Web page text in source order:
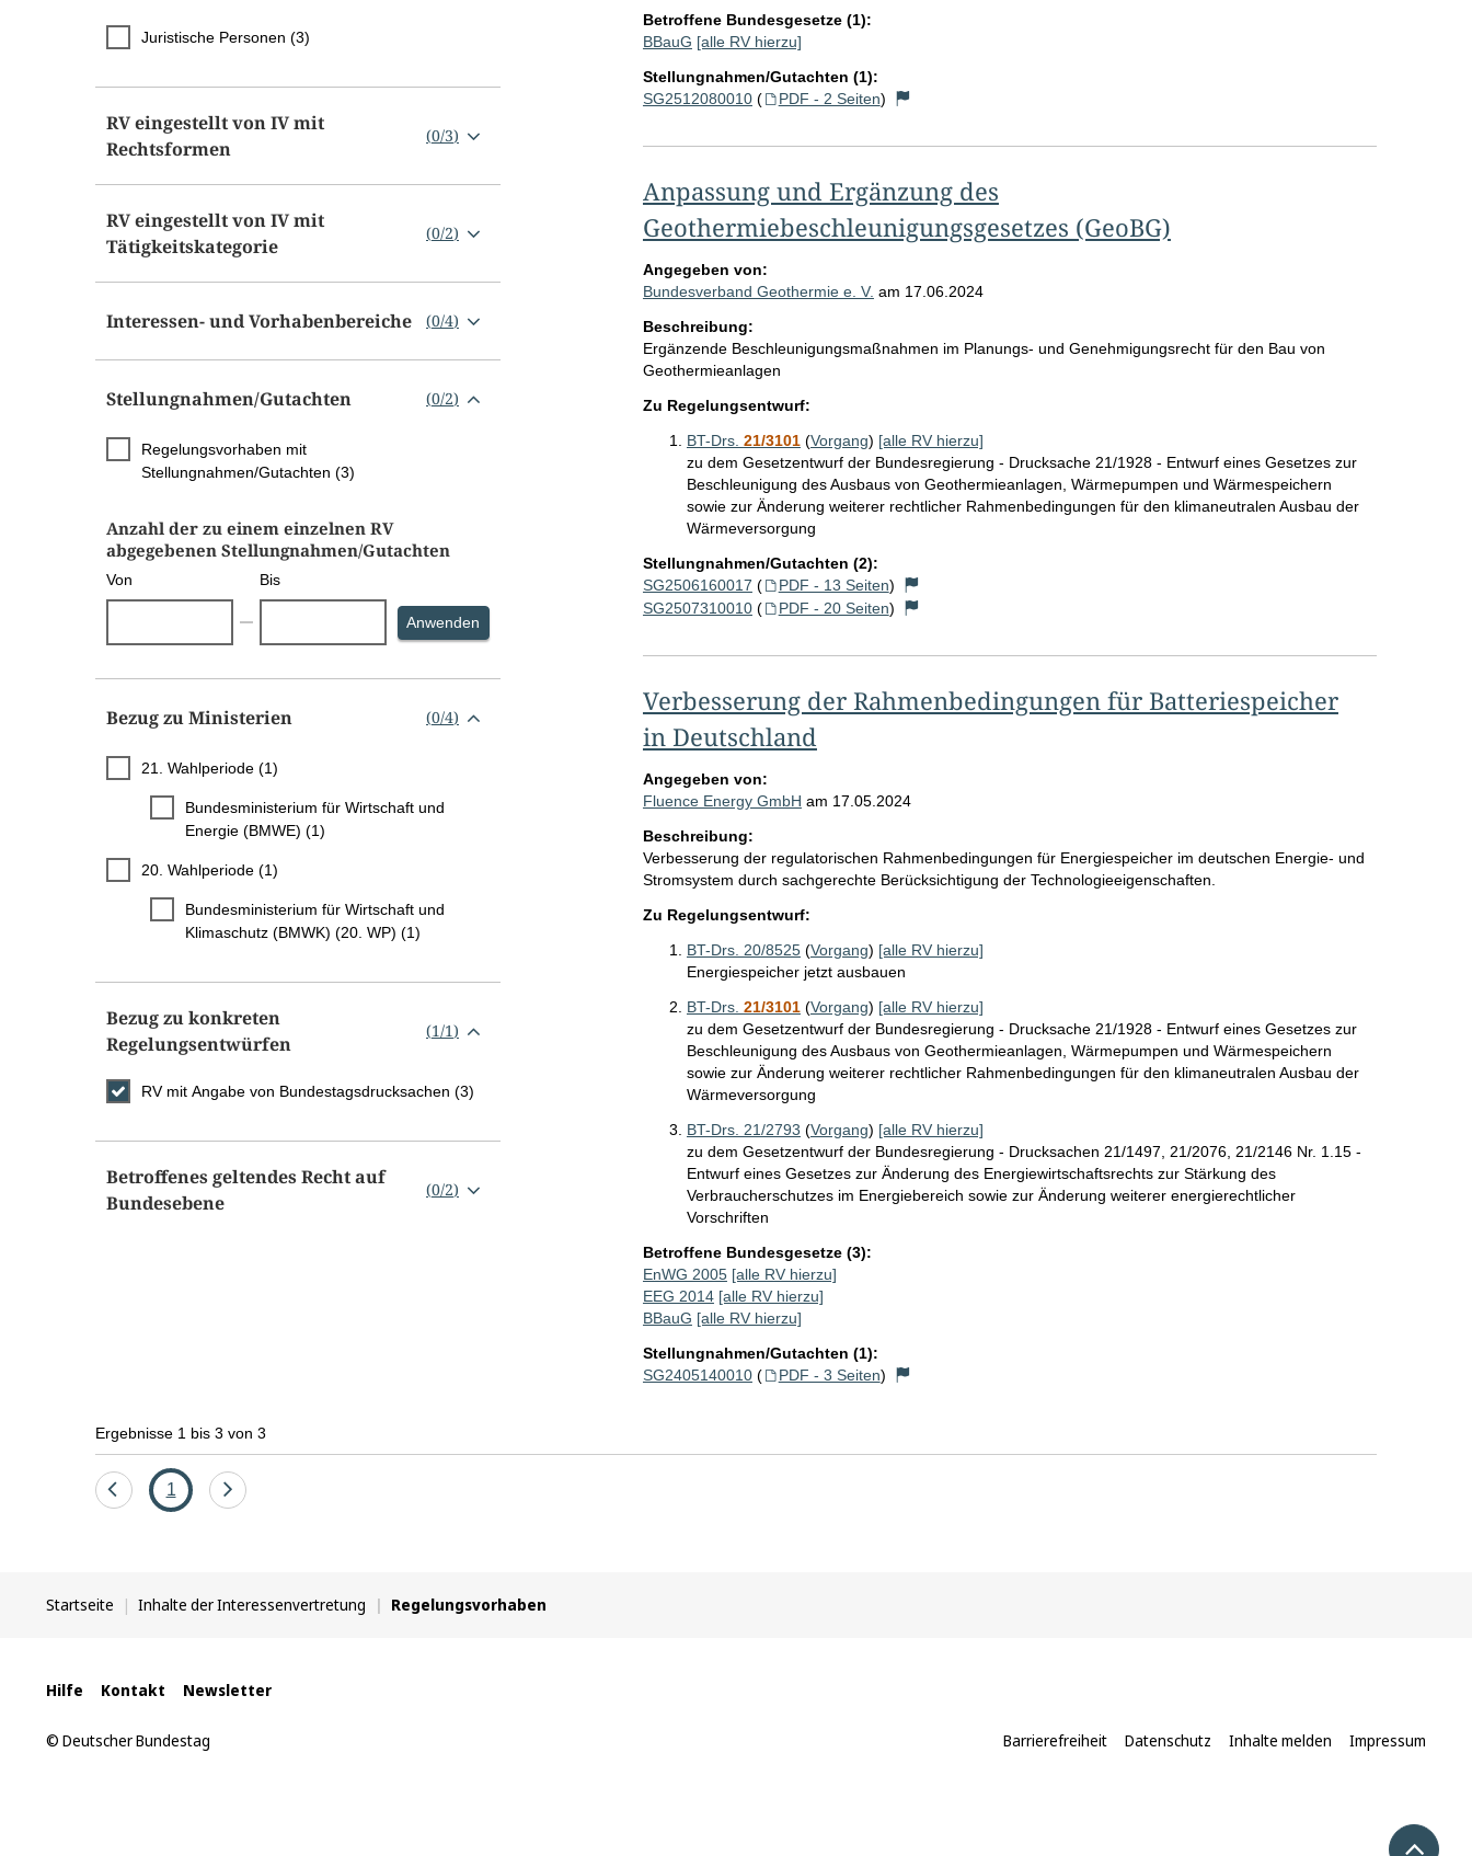
Juristische Personen (3)
RV eingestellt von IV mit
Rechtsformen
(0/3)
RV eingestellt von IV mit
Tätigkeitskategorie
(0/2)
Interessen- und Vorhabenbereiche (0/4)
Stellungnahmen/​Gutachten (0/2)
Regelungsvorhaben mit
Stellungnahmen/Gutachten (3)
Anzahl der zu einem einzelnen RV
abgegebenen Stellungnahmen/Gutachten
Von Bis
Anwenden Selektion Anzahl der zu einem einzelnen RV abgegebenen Stellungnahmen/Gutachten
Bezug zu Ministerien (0/4)
21. Wahlperiode (1)
Bundesministerium für Wirtschaft und
Energie (BMWE) (1)
20. Wahlperiode (1)
Bundesministerium für Wirtschaft und
Klimaschutz (BMWK) (20. WP) (1)
Bezug zu konkreten
Regelungsentwürfen
(1/1)
RV mit Angabe von Bundestagsdrucksachen (3)
Betroffenes geltendes Recht auf
Bundesebene
(0/2)
Betroffene Bundesgesetze (1):
BBauG [alle RV hierzu]
Stellungnahmen/Gutachten (1):
SG2512080010( PDF - 2 Seiten)
Anpassung und Ergänzung des
Geothermiebeschleunigungsgesetzes (GeoBG)
Angegeben von:
Bundesverband Geothermie e. V. am 17.06.2024
Beschreibung:
Ergänzende Beschleunigungsmaßnahmen im Planungs- und Genehmigungsrecht für den Bau von
Geothermieanlagen
Zu Regelungsentwurf:
BT-Drs. 21/3101(Vorgang) [alle RV hierzu]
zu dem Gesetzentwurf der Bundesregierung - Drucksache 21/1928 - Entwurf eines Gesetzes zur
Beschleunigung des Ausbaus von Geothermieanlagen, Wärmepumpen und Wärmespeichern
sowie zur Änderung weiterer rechtlicher Rahmenbedingungen für den klimaneutralen Ausbau der
Wärmeversorgung
Stellungnahmen/Gutachten (2):
SG2506160017 ( PDF - 13 Seiten)
SG2507310010( PDF - 20 Seiten)
Verbesserung der Rahmenbedingungen für Batteriespeicher
in Deutschland
Angegeben von:
Fluence Energy GmbH am 17.05.2024
Beschreibung:
Verbesserung der regulatorischen Rahmenbedingungen für Energiespeicher im deutschen Energie- und
Stromsystem durch sachgerechte Berücksichtigung der Technologieeigenschaften.
Zu Regelungsentwurf:
BT-Drs. 20/8525(Vorgang) [alle RV hierzu]
Energiespeicher jetzt ausbauen
BT-Drs. 21/3101(Vorgang) [alle RV hierzu]
zu dem Gesetzentwurf der Bundesregierung - Drucksache 21/1928 - Entwurf eines Gesetzes zur
Beschleunigung des Ausbaus von Geothermieanlagen, Wärmepumpen und Wärmespeichern
sowie zur Änderung weiterer rechtlicher Rahmenbedingungen für den klimaneutralen Ausbau der
Wärmeversorgung
BT-Drs. 21/2793 (Vorgang) [alle RV hierzu]
zu dem Gesetzentwurf der Bundesregierung - Drucksachen 21/1497, 21/2076, 21/2146 Nr. 1.15 -
Entwurf eines Gesetzes zur Änderung des Energiewirtschaftsrechts zur Stärkung des
Verbraucherschutzes im Energiebereich sowie zur Änderung weiterer energierechtlicher
Vorschriften
Betroffene Bundesgesetze (3):
EnWG 2005 [alle RV hierzu]
EEG 2014 [alle RV hierzu]
BBauG [alle RV hierzu]
Stellungnahmen/Gutachten (1):
SG2405140010( PDF - 3 Seiten)
Ergebnisse 1 bis 3 von 3
Eine
Seite
1
Eine
befinden
Startseite Inhalte der Interessenvertretung Regelungsvorhaben
Interne
Links
Hilfe Kontakt Newsletter
Barrierefreiheit Datenschutz Inhalte melden Impressum
© Deutscher Bundestag